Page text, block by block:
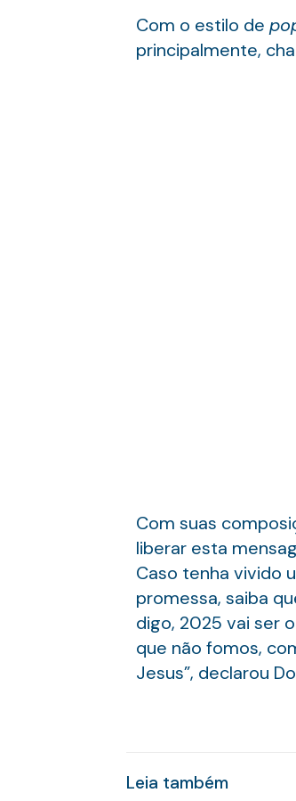
Com o estilo de
principalmente,
Com suas
liberar esta
Caso tenha vivido
promessa, saiba
digo, 2025 vai ser
que não fomos,
Jesus”, declarou
Leia também